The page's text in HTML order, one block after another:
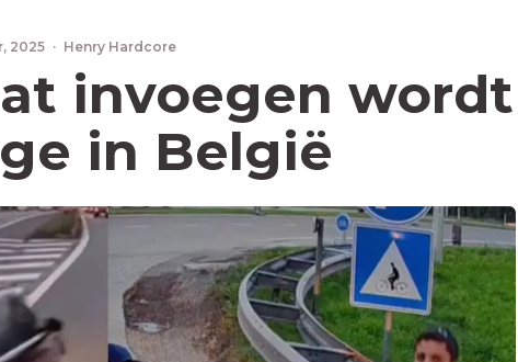
2025 · Henry Hardcore
invoegen wordt
in België